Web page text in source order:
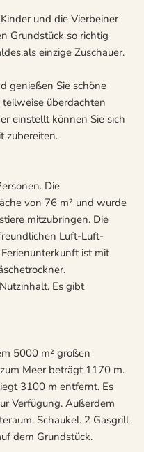
und die Vierbeiner
Grundstück so richtig
einzige Zuschauer.
genießen Sie schöne
überdachten
einstellt können Sie sich
zubereiten.
Die
von 76 m² und wurde
mitzubringen. Die
Luft-Luft-
ist mit
Es gibt
5000 m² großen
Meer beträgt 1170 m.
3100 m entfernt. Es
Verfügung. Außerdem
Schaukel. 2 Gasgrill
dem Grundstück.